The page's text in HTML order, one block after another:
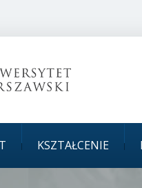
KSZTAŁCENIE